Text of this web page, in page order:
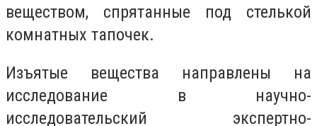
веществом, спрятанные под стелькой
комнатных тапочек.
Изъятые вещества направлены на
исследование в научно-
исследовательский экспертно-